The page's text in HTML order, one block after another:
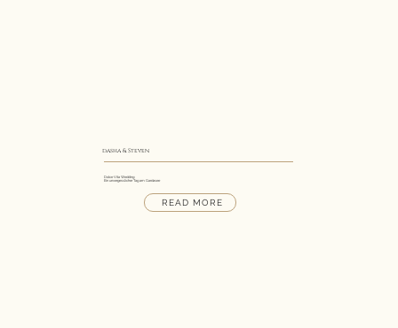
Dolce Vita Wedding:
Ein unvergesslicher Tag am Gardasee
READ MORE
dasha & Steven